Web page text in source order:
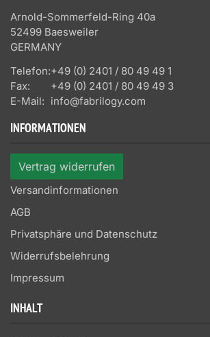
Arnold-Sommerfeld-Ring 40a
52499 Baesweiler
GERMANY
Telefon:+49 (0) 2401 / 80 49 49 1
Fax:
+49 (0) 2401 / 80 49 49 3
E-Mail: info@fabrilogy.com
INFORMATIONEN
Vertrag widerrufen
Versandinformationen
AGB
Privatsphäre und Datenschutz
Widerrufsbelehrung
Impressum
INHALT